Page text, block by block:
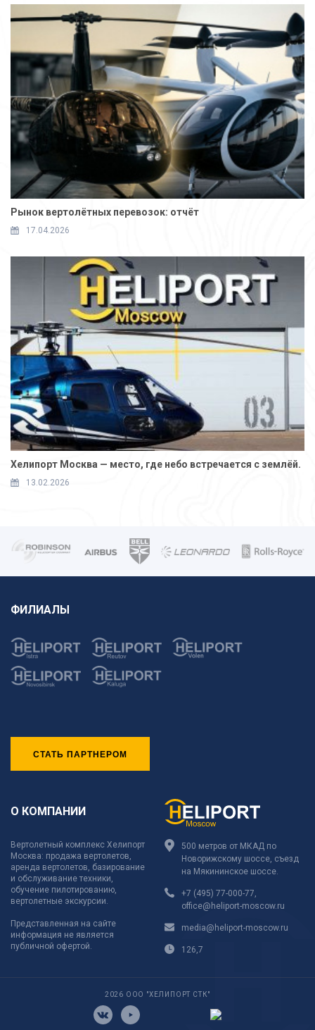
Рынок вертолётных перевозок: отчёт
17.04.2026
Хелипорт Москва — место, где небо встречается с землёй.
13.02.2026
ФИЛИАЛЫ
СТАТЬ ПАРТНЕРОМ
О КОМПАНИИ
Вертолетный комплекс Хелипорт
Москва: продажа вертолетов,
аренда вертолетов, базирование
и обслуживание техники,
обучение пилотированию,
вертолетные экскурсии.
Представленная на сайте
информация не является
публичной офертой.
500 метров от МКАД по
Новорижскому шоссе, съезд
на Мякининское шоссе.
+7 (495) 77-000-77
office@heliport-moscow.ru
media@heliport-moscow.ru
126,7
2026 ООО "ХЕЛИПОРТ СТК"